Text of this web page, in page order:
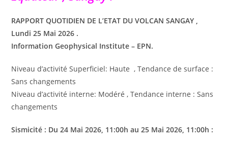
RAPPORT QUOTIDIEN DE L’ETAT DU VOLCAN SANGAY ,
Lundi 25 Mai 2026 .
Information Geophysical Institute – EPN.
Niveau d’activité Superficiel: Haute , Tendance de surface :
Sans changements
Niveau d’activité interne: Modéré , Tendance interne : Sans
changements
Sismicité : Du 24 Mai 2026, 11:00h au 25 Mai 2026, 11:00h :